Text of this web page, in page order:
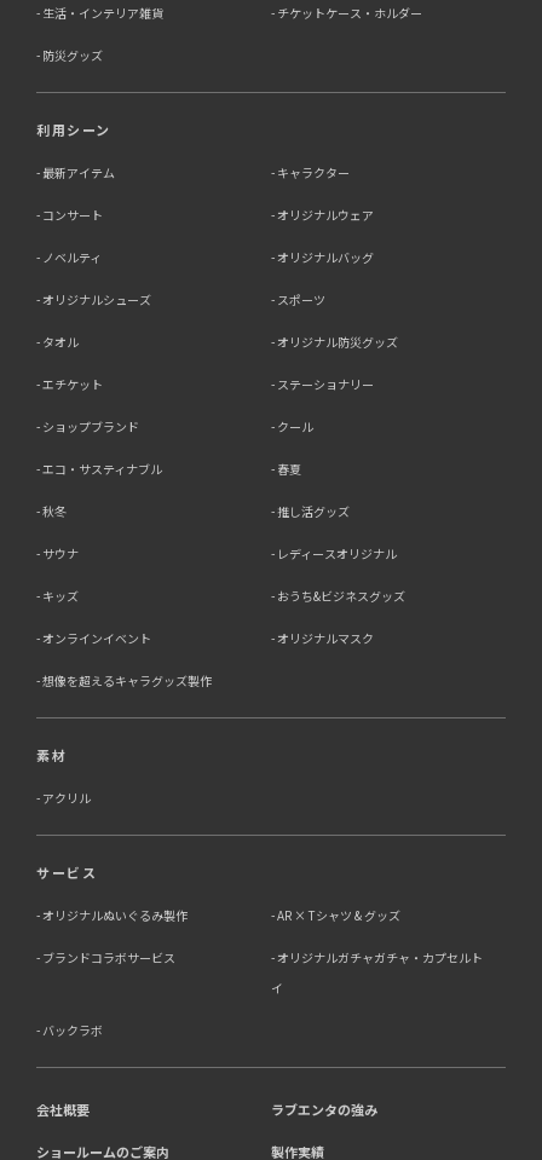
生活・インテリア雑貨 チケットケース・ホルダー
防災グッズ
利用シーン
最新アイテム キャラクター
コンサート オリジナルウェア
ノベルティ オリジナルバッグ
オリジナルシューズ スポーツ
タオル オリジナル防災グッズ
エチケット ステーショナリー
ショップブランド クール
エコ・サスティナブル 春夏
秋冬 推し活グッズ
サウナ レディースオリジナル
キッズ おうち&ビジネスグッズ
オンラインイベント オリジナルマスク
想像を超えるキャラグッズ製作
素材
アクリル
サービス
オリジナルぬいぐるみ製作 AR × Tシャツ & グッズ
ブランドコラボサービス
オリジナルガチャガチャ・カプセルト
イ
バックラボ
会社概要 ラブエンタの強み
ショールームのご案内 製作実績